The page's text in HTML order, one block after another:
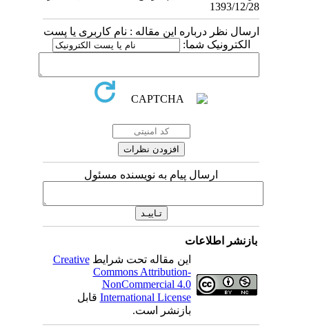
1393/12/28
ارسال نظر درباره این مقاله : نام کاربری یا پست
الکترونیک شما:
ارسال پیام به نویسنده مسئول
بازنشر اطلاعات
این مقاله تحت شرایطCreative
Commons Attribution-
NonCommercial 4.0
International Licenseقابل
بازنشر است.